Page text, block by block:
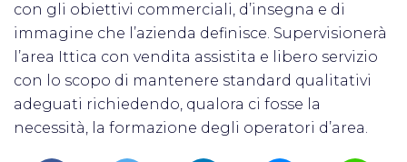
con gli obiettivi commerciali, d’insegna e di
immagine che l’azienda definisce. Supervisionerà
l’area Ittica con vendita assistita e libero servizio
con lo scopo di mantenere standard qualitativi
adeguati richiedendo, qualora ci fosse la
necessità, la formazione degli operatori d’area.